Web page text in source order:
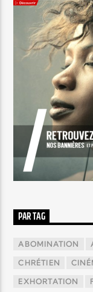
PAR TAG
ABOMINATION
CHRÉTIEN
EXHORTATION